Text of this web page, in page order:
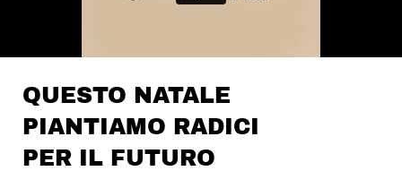
QUESTO NATALE
PIANTIAMO RADICI
PER IL FUTURO